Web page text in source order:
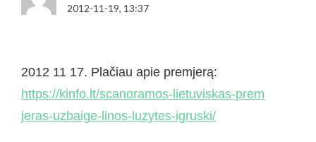
2012-11-19, 13:37
2012 11 17. Plačiau apie premjerą:
https://kinfo.lt/scanoramos-lietuviskas-prem
jeras-uzbaige-linos-luzytes-igruski/